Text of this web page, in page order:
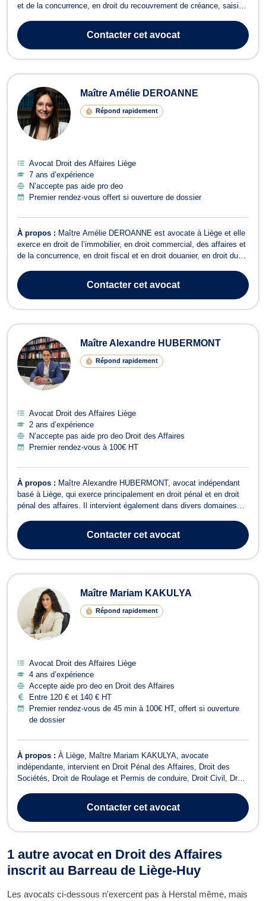
et de la concurrence, en droit du recouvrement de créance, saisie
des sociétés ainsi qu’en droit des garanties, des sûretés et des
mes...
Contactercet avocat
Maître Amélie DEROANNE
Répond rapidement
Avocat Droit des Affaires Liège
7 ans d’expérience
N’accepte pas aide pro deo
Premier rendez-vous offert si ouverture de dossier
À propos : Maître Amélie DEROANNE est avocate à Liège et elle
exerce en droit de l’immobilier, en droit commercial, des affaires et
de la concurrence, en droit fiscal et en droit douanier, en droit du
des sociétés ainsi qu’en droit du crédit et de la consommation. En
c...
Contactercet avocat
Maître Alexandre HUBERMONT
Répond rapidement
Avocat Droit des Affaires Liège
2 ans d’expérience
N’accepte pas aide pro deo Droit des Affaires
Premier rendez-vous à 100€ HT
À propos : Maître Alexandre HUBERMONT, avocat indépendant
basé à Liège, qui exerce principalement en droit pénal et en droit
pénal des affaires. Il intervient également dans divers domaines
le droit civil, le droit des affaires, le droit de la sécurité sociale, le
...
Contactercet avocat
Maître Mariam KAKULYA
Répond rapidement
Avocat Droit des Affaires Liège
4 ans d’expérience
Accepte aide pro deo en Droit des Affaires
Entre 120 € et 140 € HT
Premier rendez-vous de 45 min à 100€ HT, offert si ouverture
de dossier
À propos : À Liège, Maître Mariam KAKULYA, avocate
indépendante, intervient en Droit Pénal des Affaires, Droit des
Sociétés, Droit de Roulage et Permis de conduire, Droit Civil, Droit
Recouvrement de créance - Saisie - Procédure d’exécution. Elle
met son expertise au ser...Contactercet avocat
1 autre avocat en Droit des Affaires
inscrit au Barreau de Liège-Huy
Les avocats ci-dessous n'exercent pas à Herstal même, mais